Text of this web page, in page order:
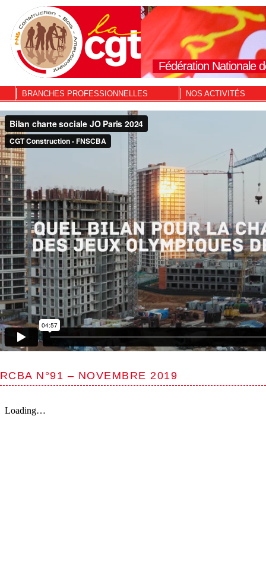
Fédération Nationale
BRANCHES PROFESSIONNELLES NOS ACTIVITÉS
RCBA N°91 – NOVEMBRE 2019